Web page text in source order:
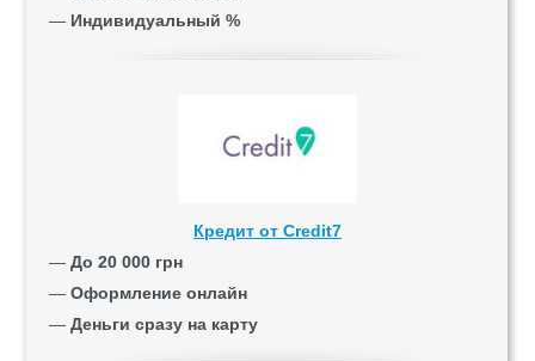
— Индивидуальный %
Кредит от Credit7
— До 20 000 грн
— Оформление онлайн
— Деньги сразу на карту